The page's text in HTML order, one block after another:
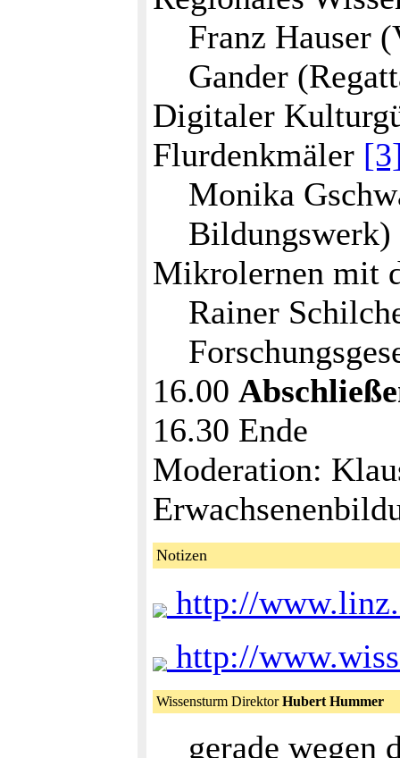
Franz Hauser
Gander
Digitaler
Flurdenkmäler
Monika
Bildungswerk)
Mikrolernen mit
Rainer
16.00
16.30 Ende
Moderation:
Notizen
http://
http://
Wissensturm DirektorHubert Hummer
gerade wegen